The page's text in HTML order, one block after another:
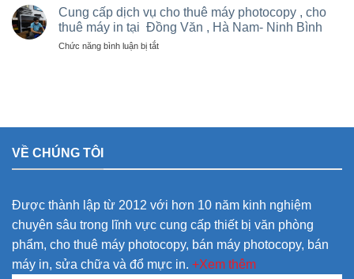
ở
thanh
công
nghiệp
phòng
giá
rẻ
cấp
máy
hủy
tài
doanh
đại
Thanh
Trì,
Tín
–
Hà
Cung cấp dịch vụ cho thuê máy photocopy , cho
thuê máy in tại Đồng Văn , Hà Nam- Ninh Bình
Chức năng bình luận bị tắtở
thuê
máy
Đồng
Văn
,
VỀ CHÚNG TÔI
Được thành lập từ 2012 với hơn 10 năm kinh nghiệm
chuyên sâu trong lĩnh vực cung cấp thiết bị văn phòng
phẩm, cho thuê máy photocopy, bán máy photocopy, bán
máy in, sửa chữa và đổ mực in. +Xem thêm